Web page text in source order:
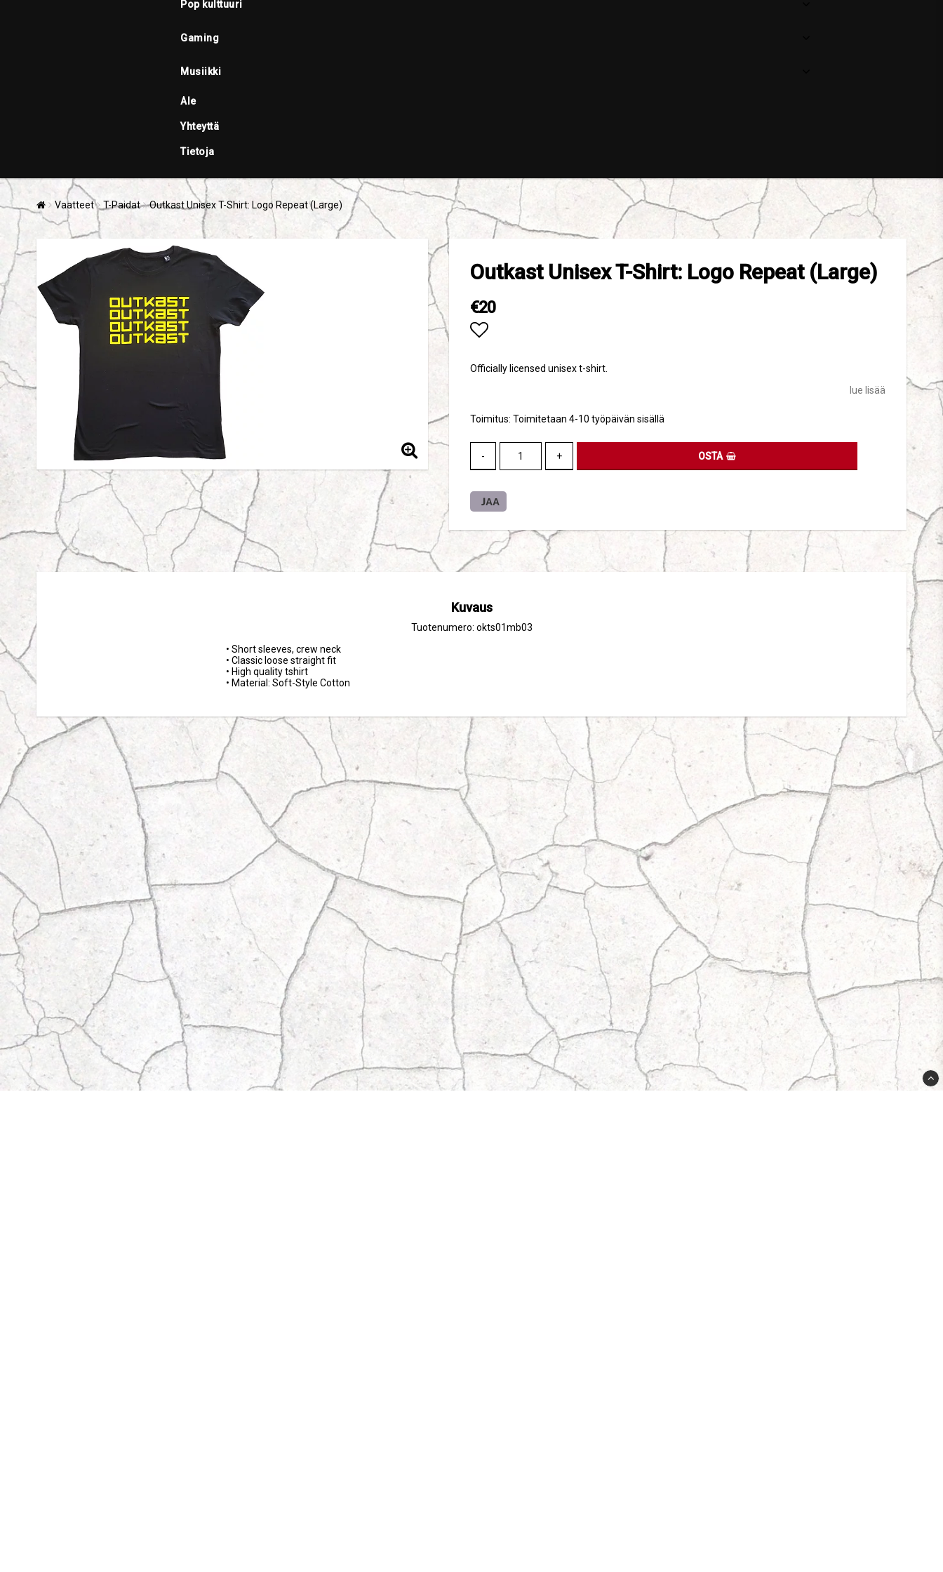
Pop kulttuuri
Gaming
Musiikki
Ale
Yhteyttä
Tietoja
Vaatteet T-Paidat Outkast Unisex T-Shirt: Logo Repeat (Large)
Outkast Unisex T-Shirt: Logo Repeat (Large)
€20
Officially licensed unisex t-shirt.
lue lisää
Toimitus: Toimitetaan 4-10 työpäivän sisällä
- + OSTA
JAA
Kuvaus
Tuotenumero: okts01mb03
• Short sleeves, crew neck
• Classic loose straight fit
• High quality tshirt
• Material: Soft-Style Cotton